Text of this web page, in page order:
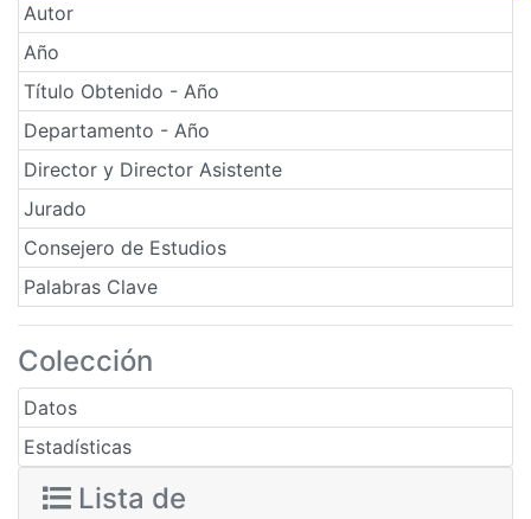
Autor
Año
Título Obtenido - Año
Departamento - Año
Director y Director Asistente
Jurado
Consejero de Estudios
Palabras Clave
Colección
Datos
Estadísticas
Lista de